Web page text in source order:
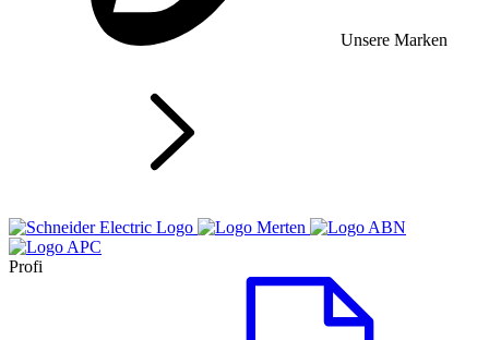
Unsere Marken
Profi